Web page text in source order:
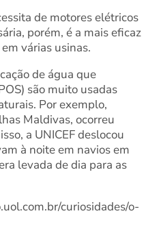
de motores elétricos
porém, é a mais eficaz
várias usinas.
de água que
são muito usadas
Por exemplo,
Maldivas, ocorreu
a UNICEF deslocou
à noite em navios em
levada de dia para as
curiosidades/o-